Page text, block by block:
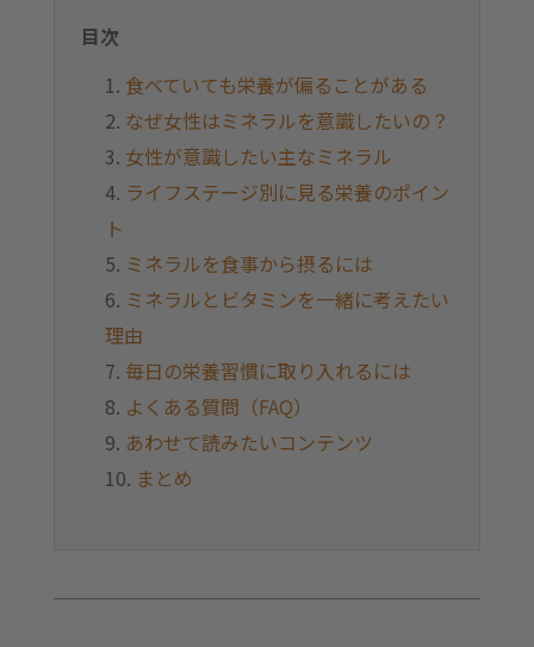
目次
食べていても栄養が偏ることがある
なぜ女性はミネラルを意識したいの？
女性が意識したい主なミネラル
ライフステージ別に見る栄養のポイン
ト
ミネラルを食事から摂るには
ミネラルとビタミンを一緒に考えたい
理由
毎日の栄養習慣に取り入れるには
よくある質問（FAQ）
あわせて読みたいコンテンツ
まとめ